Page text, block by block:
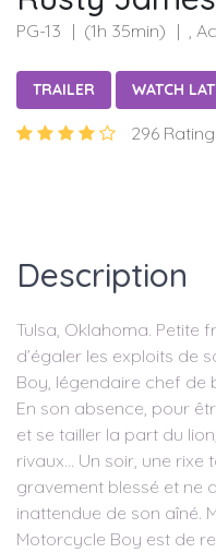
PG-13 (1h 35min) ,
TRAILER WATCH
296
Description
Tulsa, Oklahoma. Petite
d’égaler les exploits de
Boy, légendaire chef de
En son absence, pour
et se tailler la part du
rivaux… Un soir, une rixe
gravement blessé et ne
inattendue de son aîné.
Motorcycle Boy est de